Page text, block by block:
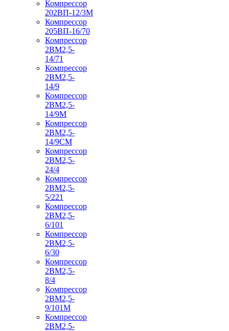
Компрессор
202ВП-12/3М
Компрессор
205ВП-16/70
Компрессор
2ВМ2,5-
14/71
Компрессор
2ВМ2,5-
14/9
Компрессор
2ВМ2,5-
14/9М
Компрессор
2ВМ2,5-
14/9СМ
Компрессор
2ВМ2,5-
24/4
Компрессор
2ВМ2,5-
5/221
Компрессор
2ВМ2,5-
6/101
Компрессор
2ВМ2,5-
6/30
Компрессор
2ВМ2,5-
8/4
Компрессор
2ВМ2,5-
9/101М
Компрессор
2ВМ2,5-